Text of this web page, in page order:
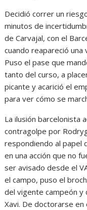
Decidió correr un
minutos de
de Carvajal, con el
cuando reapareció
Puso el pase que
tanto del curso, a
picante y acarició el
para ver cómo se
La ilusión barcelonista
contragolpe por
respondiendo al papel
en una acción que no
ser avisado desde el
el campo, puso el
del vigente campeón y
Xavi. De doctorarse